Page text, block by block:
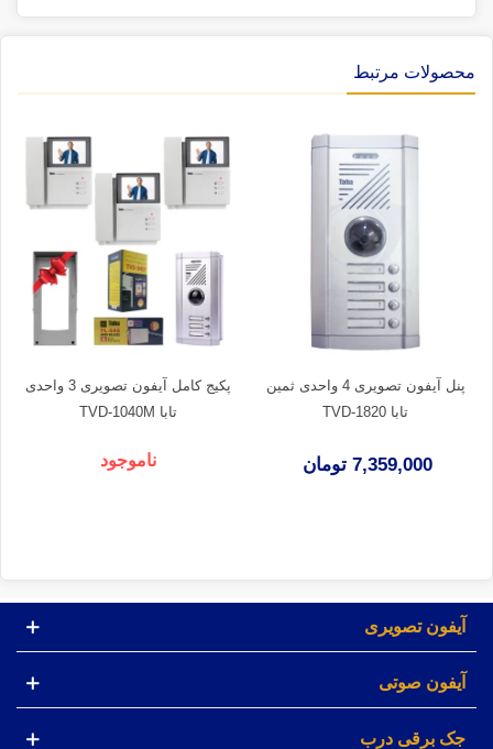
محصولات مرتبط
پنل آیفون تصویری 4 واحدی ثمین
تابا TVD-1820
7,359,000 تومان
پکیج کامل آیفون تصویری 3 واحدی
تابا TVD-1040M
ناموجود
آیفون تصویری
آیفون صوتی
جک برقی درب